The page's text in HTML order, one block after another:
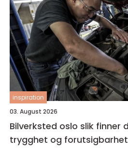
inspiration
03. August 2026
Bilverksted oslo slik finner du kvalitet,
trygghet og forutsigbarhet